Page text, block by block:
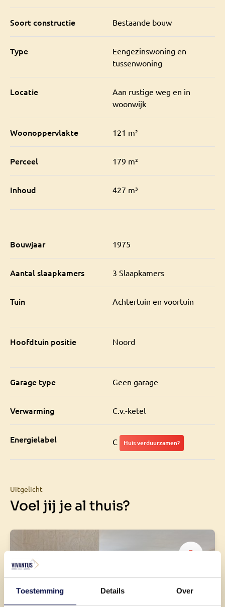
Toestemming Details Over
Soort constructie Bestaande bouw
Type
Eengezinswoning en
tussenwoning
Locatie
Aan rustige weg en in
woonwijk
Woonoppervlakte 121 m²
Perceel 179 m²
Inhoud 427 m³
Bouwjaar 1975
Aantal slaapkamers 3 Slaapkamers
Tuin Achtertuin en voortuin
Hoofdtuin positie Noord
Garage type Geen garage
Verwarming C.v.-ketel
Energielabel C Huis verduurzamen?
Uitgelicht
Voel jij je al thuis?